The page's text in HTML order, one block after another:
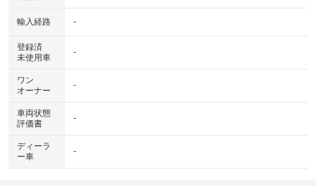
輸入経路 -
登録済
未使用車
-
ワン
オーナー
-
車両状態
評価書
-
ディーラ
ー車
-